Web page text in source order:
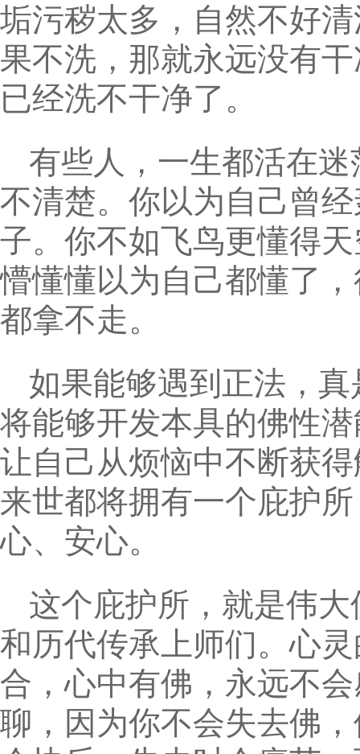
垢污秽太多，自然不好
果不洗，那就永远没有
已经洗不干净了。
有些人，一生都活在
不清楚。你以为自己曾
子。你不如飞鸟更懂得
懵懂懂以为自己都懂了
都拿不走。
如果能够遇到正法，
将能够开发本具的佛性
让自己从烦恼中不断获
来世都将拥有一个庇护
心、安心。
这个庇护所，就是伟
和历代传承上师们。心
合，心中有佛，永远不
聊，因为你不会失去佛